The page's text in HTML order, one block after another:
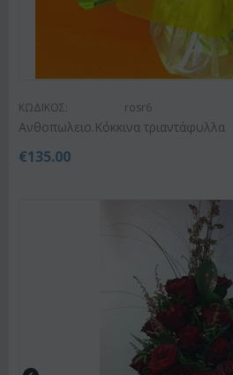
ΚΩΔΙΚΟΣ: rosr6
Ανθοπωλειο.Κόκκινα τριαντάφυλλα
€135.00